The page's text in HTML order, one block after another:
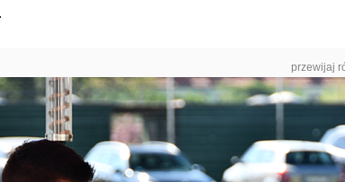
przewijaj